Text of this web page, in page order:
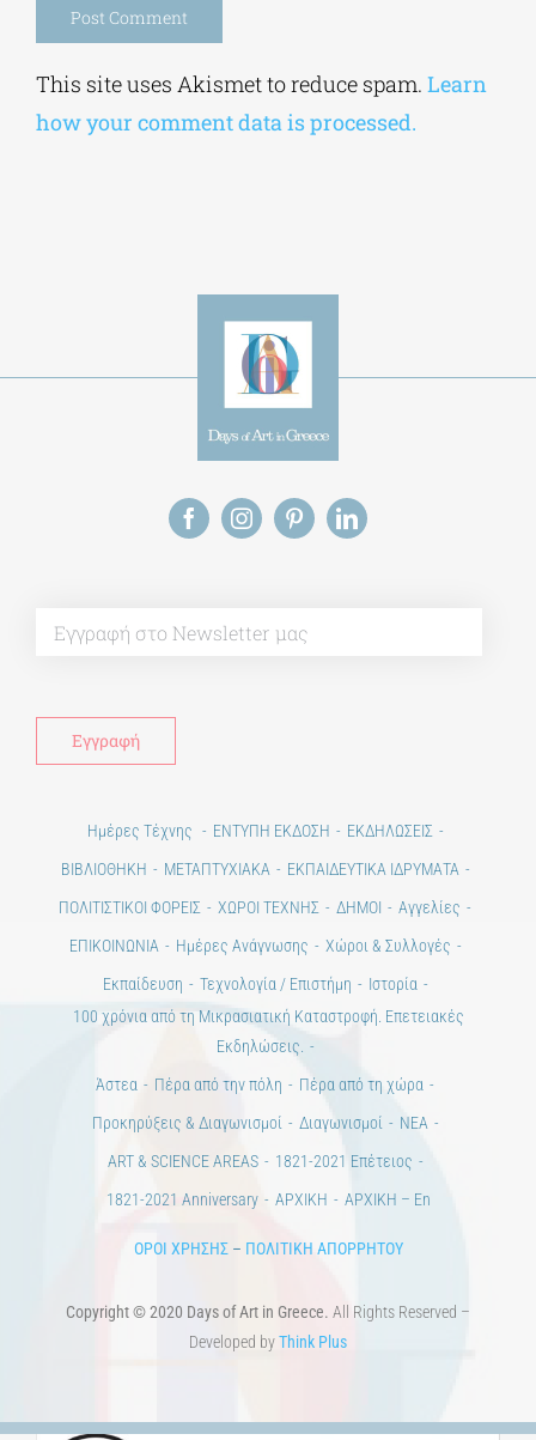
Alternative:
This site uses Akismet to reduce spam. Learn
how your comment data is processed.
Ημέρες Τέχνης ΕΝΤΥΠΗ ΕΚΔΟΣΗ
ΕΚΔΗΛΩΣΕΙΣ
ΒΙΒΛΙΟΘΗΚΗ
ΜΕΤΑΠΤΥΧΙΑΚΑ
ΕΚΠΑΙΔΕΥΤΙΚΑ ΙΔΡΥΜΑΤΑ
ΠΟΛΙΤΙΣΤΙΚΟΙ ΦΟΡΕΙΣ
ΧΩΡΟΙ ΤΕΧΝΗΣ ΔΗΜΟΙ
Αγγελίες
ΕΠΙΚΟΙΝΩΝΙΑ
Ημέρες Ανάγνωσης
Χώροι & Συλλογές
Εκπαίδευση
Τεχνολογία / Επιστήμη
Ιστορία
100 χρόνια από τη Μικρασιατική Καταστροφή. Επετειακές
Εκδηλώσεις.
Άστεα
Πέρα από την πόλη
Πέρα από τη χώρα
Προκηρύξεις & Διαγωνισμοί
Διαγωνισμοί
ΝΕΑ
ART & SCIENCE AREAS
1821-2021 Επέτειος
1821-2021 Anniversary
ΑΡΧΙΚΗ ΑΡΧΙΚΗ – En
ΟΡΟΙ ΧΡΗΣΗΣ– ΠΟΛΙΤΙΚΗ ΑΠΟΡΡΗΤΟΥ
Copyright © 2020 Days of Art in Greece. All Rights Reserved –
Developed by Think Plus